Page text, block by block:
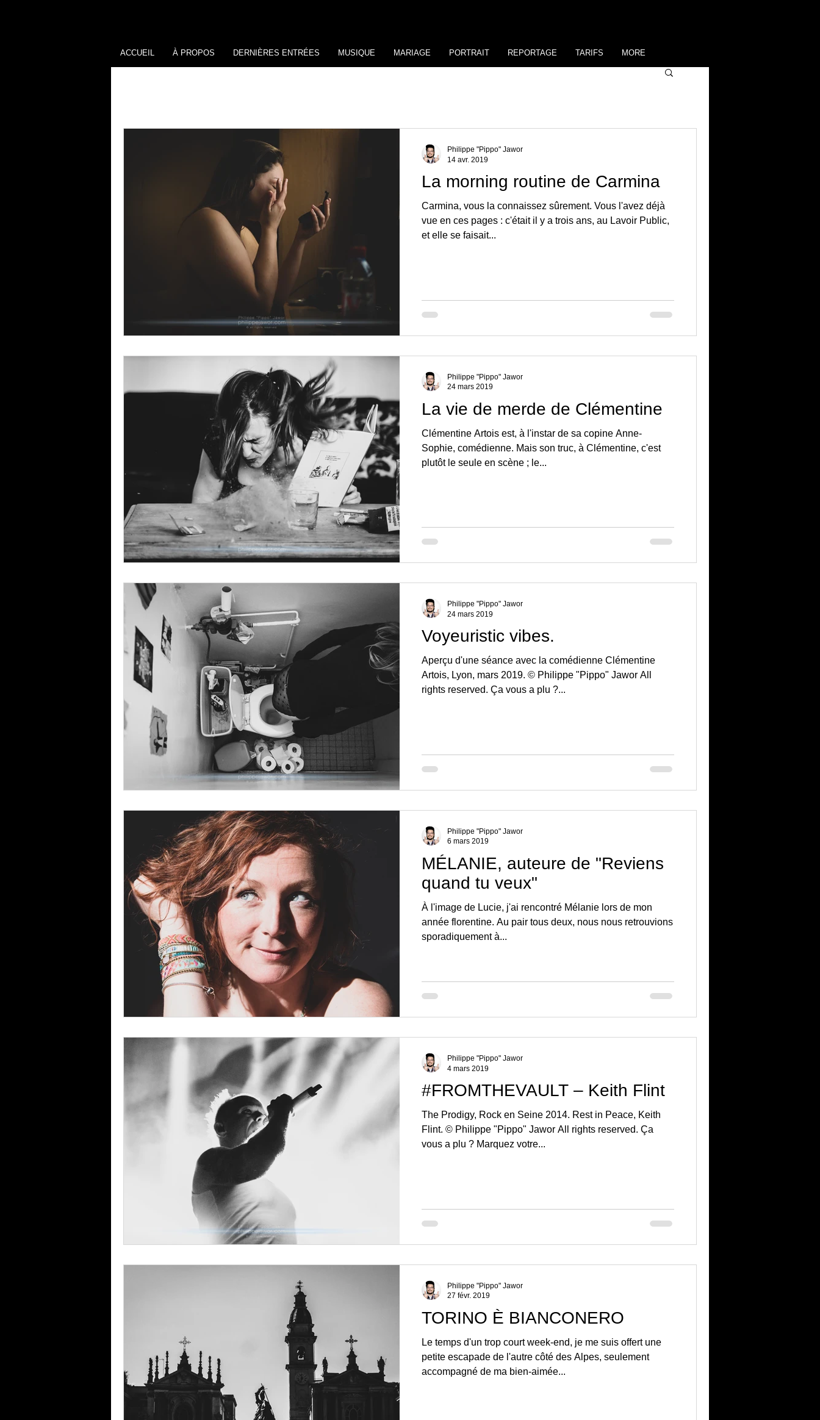
ACCUEIL À PROPOS DERNIÈRES ENTRÉES MUSIQUE MARIAGE PORTRAIT REPORTAGE TARIFS MORE
La morning routine de Carmina
Carmina, vous la connaissez sûrement. Vous l'avez déjà
vue en ces pages : c'était il y a trois ans, au Lavoir Public,
et elle se faisait...
Philippe "Pippo" Jawor
14 avr. 2019
La vie de merde de Clémentine
Clémentine Artois est, à l'instar de sa copine Anne-
Sophie, comédienne. Mais son truc, à Clémentine, c'est
plutôt le seule en scène ; le...
Philippe "Pippo" Jawor
24 mars 2019
Voyeuristic vibes.
Aperçu d'une séance avec la comédienne Clémentine
Artois, Lyon, mars 2019. © Philippe "Pippo" Jawor All
rights reserved. Ça vous a plu ?...
Philippe "Pippo" Jawor
24 mars 2019
MÉLANIE, auteure de "Reviens
quand tu veux"
À l'image de Lucie, j'ai rencontré Mélanie lors de mon
année florentine. Au pair tous deux, nous nous retrouvions
sporadiquement à...
Philippe "Pippo" Jawor
6 mars 2019
#FROMTHEVAULT – Keith Flint
The Prodigy, Rock en Seine 2014. Rest in Peace, Keith
Flint. © Philippe "Pippo" Jawor All rights reserved. Ça
vous a plu ? Marquez votre...
Philippe "Pippo" Jawor
4 mars 2019
TORINO È BIANCONERO
Le temps d'un trop court week-end, je me suis offert une
petite escapade de l'autre côté des Alpes, seulement
accompagné de ma bien-aimée...
Philippe "Pippo" Jawor
27 févr. 2019